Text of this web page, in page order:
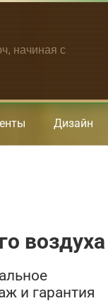
начиная с
Дизайн
воздуха
и гарантия